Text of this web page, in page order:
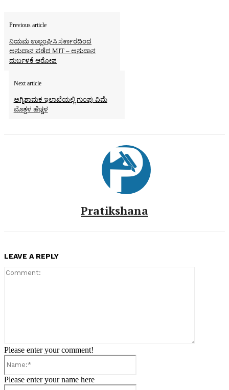
Previous article
ನಿಯಮ ಉಲ್ಲಂಘಿಸಿ ಸರ್ಕಾರದಿಂದ
ಅನುದಾನ ಪಡೆದ MIT – ಅನುದಾನ
ದುರ್ಬಳಕೆ ಆರೋಪ
Next article
ಅಗ್ನಿಶಾಮಕ ಇಲಾಖೆಯಲ್ಲಿ ಗುಂಪು ವಿಮೆ
ಮೊತ್ತಳ ಹೆಚ್ಚಳ
Pratikshana
LEAVE A REPLY
Please enter your comment!
Please enter your name here